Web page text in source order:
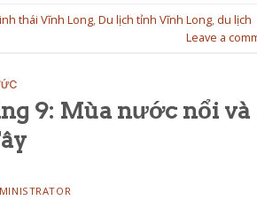
thái Vĩnh Long,Du lịch tỉnh Vĩnh Long, du lịch
Leave a
9: Mùa nước nổi và